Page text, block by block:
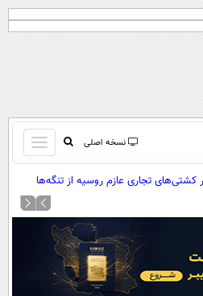
نسخه اصلی
باز
و
بسته
کردن
صفحه اول
نظرسنجی
آب و هوا
کشتی‌های تجاری عازم روسیه از تنگه‌ها